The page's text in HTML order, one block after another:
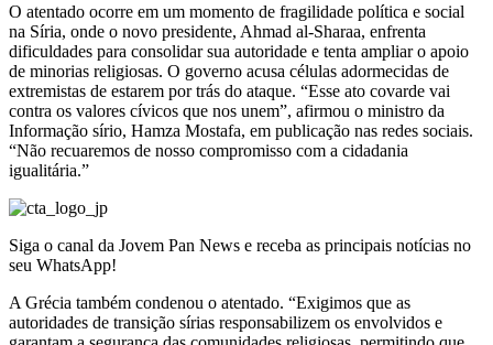
O atentado ocorre em um momento de fragilidade política e social
na Síria, onde o novo presidente, Ahmad al-Sharaa, enfrenta
dificuldades para consolidar sua autoridade e tenta ampliar o apoio
de minorias religiosas. O governo acusa células adormecidas de
extremistas de estarem por trás do ataque. “Esse ato covarde vai
contra os valores cívicos que nos unem”, afirmou o ministro da
Informação sírio, Hamza Mostafa, em publicação nas redes sociais.
“Não recuaremos de nosso compromisso com a cidadania
igualitária.”
Siga o canal da Jovem Pan News e receba as principais notícias no
seu WhatsApp!
A Grécia também condenou o atentado. “Exigimos que as
autoridades de transição sírias responsabilizem os envolvidos e